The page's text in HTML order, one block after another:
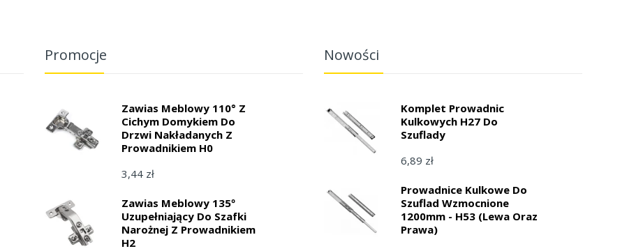
Promocje
Zawias Meblowy 110° Z
Cichym Domykiem Do
Drzwi Nakładanych Z
Prowadnikiem H0
3,44 zł
Zawias Meblowy 135º
Uzupełniający Do Szafki
Narożnej Z Prowadnikiem
H2
Nowości
Komplet Prowadnic
Kulkowych H27 Do
Szuflady
6,89 zł
Prowadnice Kulkowe Do
Szuflad Wzmocnione
1200mm - H53 (lewa Oraz
Prawa)